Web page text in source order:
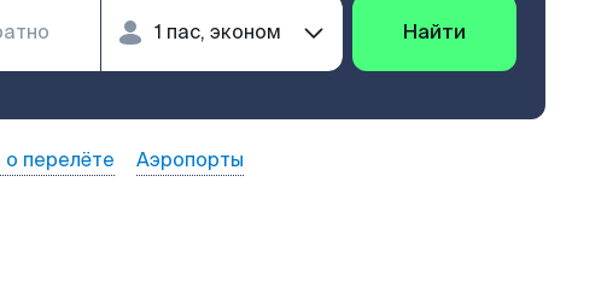
Найти
перелёте Аэропорты